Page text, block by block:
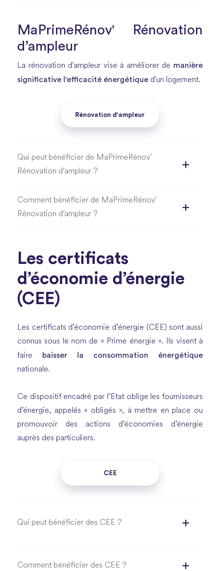
MaPrimeRénov' Rénovation
d’ampleur
La rénovation d'ampleur vise à améliorer de manière
significative l'efficacité énergétique d'un logement.
Rénovation d'ampleur
Qui peut bénéficier de MaPrimeRénov'
Rénovation d’ampleur ?
Comment bénéficier de MaPrimeRénov'
Rénovation d’ampleur ?
Les certificats
d’économie d’énergie
(CEE)
Les certificats d’économie d’énergie (CEE) sont aussi
connus sous le nom de « Prime énergie ». Ils visent à
faire
baisser la consommation énergétique
nationale.
Ce dispositif encadré par l’Etat oblige les fournisseurs
d’énergie, appelés « obligés », à mettre en place ou
promouvoir des actions d’économies d’énergie
auprès des particuliers.
CEE
Qui peut bénéficier des CEE ?
Comment bénéficier des CEE ?